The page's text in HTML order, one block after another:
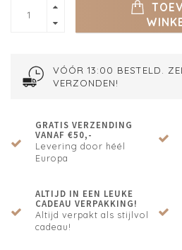
VÓÓR 13:00 BESTELD.
VERZONDEN!
GRATIS VERZENDING
VANAF €50,-
Levering door héél
Europa
ALTIJD IN EEN LEUKE
CADEAU VERPAKKING!
Altijd verpakt als stijlvol
cadeau!